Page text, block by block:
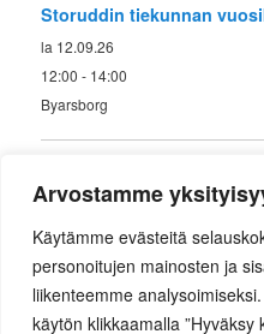
Arvostamme
Käytämme evästeitä
personoitujen mainosten ja
liikenteemme
käytön klikkaamalla ”Hyväksy
Storuddin tiekunnan
la 12.09.26
12:00 - 14:00
Byarsborg